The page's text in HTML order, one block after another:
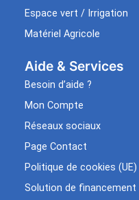
Espace vert / Irrigation
Matériel Agricole
Aide & Services​
Besoin d’aide ?
Mon Compte
Réseaux sociaux
Page Contact
Politique de cookies (UE)
Solution de financement